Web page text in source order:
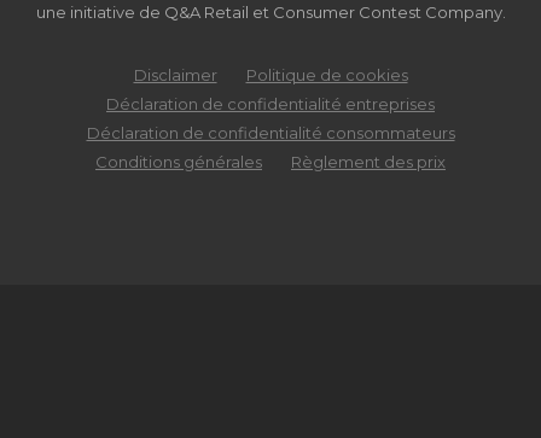
une initiative de Q&A Retail et Consumer Contest Company.
Disclaimer
Politique de cookies
Déclaration de confidentialité entreprises
Déclaration de confidentialité consommateurs
Conditions générales
Règlement des prix